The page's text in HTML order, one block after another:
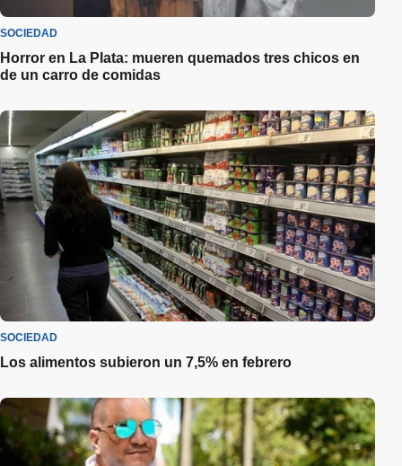
SOCIEDAD
Horror en La Plata: mueren quemados tres chicos en
de un carro de comidas
SOCIEDAD
Los alimentos subieron un 7,5% en febrero